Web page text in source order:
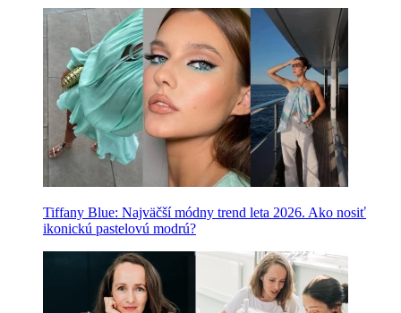
Tiffany Blue: Najväčší módny trend leta 2026. Ako nosiť
ikonickú pastelovú modrú?